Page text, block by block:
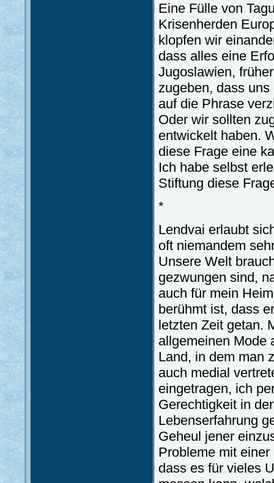
Eine Fülle von
Krisenherden
klopfen wir
dass alles eine
Jugoslawien,
zugeben, dass
auf die Phrase
Oder wir sollten
entwickelt haben.
diese Frage eine
Ich habe selbst
Stiftung diese
*
Lendvai erlaubt
oft niemandem
Unsere Welt
gezwungen sind,
auch für mein
berühmt ist, dass
letzten Zeit getan.
allgemeinen Mode
Land, in dem man
auch medial
eingetragen, ich
Gerechtigkeit in
Lebenserfahrung
Geheul jener
Probleme mit
dass es für vieles